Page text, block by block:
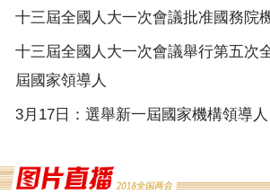
十三屆全國人大一次會議批准國務院
十三屆全國人大一次會議舉行第五次
屆國家領導人
3月17日：選舉新一屆國家機構領導人